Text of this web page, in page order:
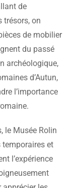
de
trésors, on
de mobilier
du passé
archéologique,
d’Autun,
l’importance
le Musée Rolin
et
l’expérience